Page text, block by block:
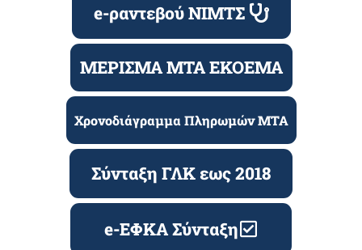
e-ραντεβού ΝΙΜΤΣ
ΜΕΡΙΣΜΑ ΜΤΑ ΕΚΟΕΜΑ
Χρονοδιάγραμμα Πληρωμών ΜΤΑ
Σύνταξη ΓΛΚ εως 2018
e-ΕΦΚΑ Σύνταξη